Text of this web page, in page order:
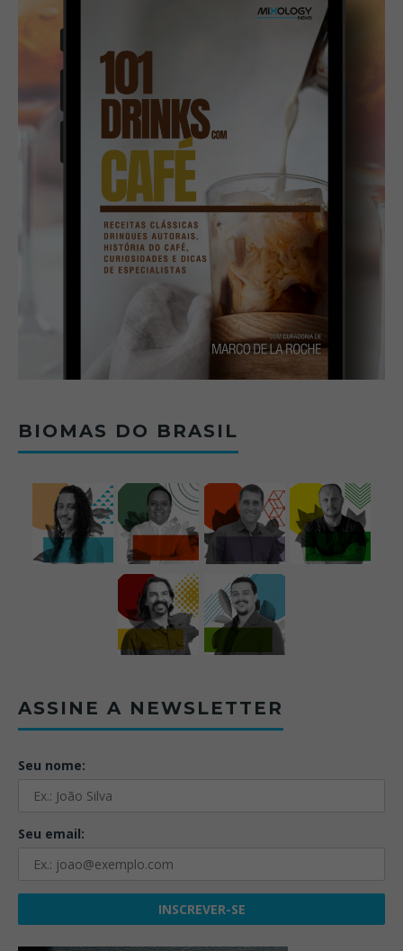
BIOMAS DO BRASIL
ASSINE A NEWSLETTER
Seu nome:
Seu email: